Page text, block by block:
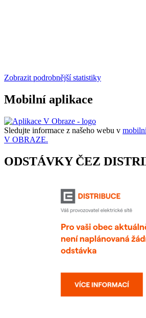
Zobrazit podrobnější statistiky
Mobilní aplikace
Sledujte informace z našeho webu v
V OBRAZE.
ODSTÁVKY ČEZ